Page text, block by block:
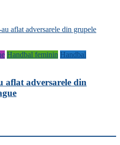
Handbal feminin Handbal
aflat adversarele din